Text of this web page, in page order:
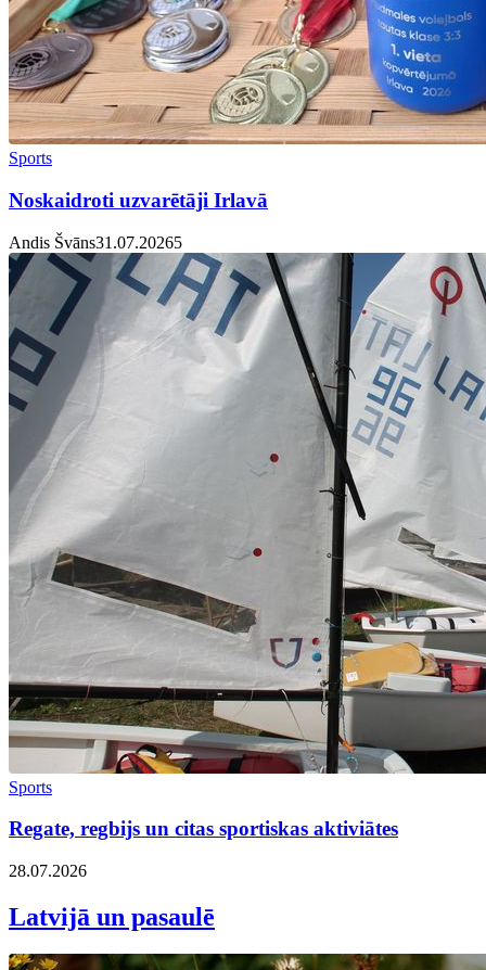
Sports
Noskaidroti uzvarētāji Irlavā
Andis Švāns31.07.20265
Sports
Regate, regbijs un citas sportiskas aktiviātes
28.07.2026
Latvijā un pasaulē